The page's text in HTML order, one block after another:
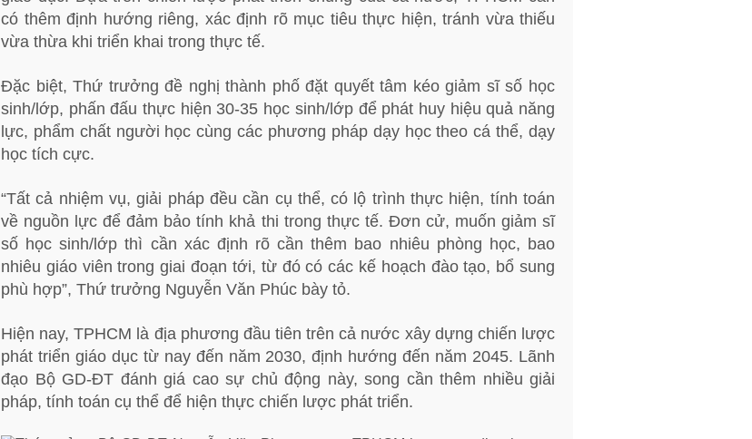
có thêm định hướng riêng, xác định rõ mục tiêu thực hiện, tránh vừa thiếu
vừa thừa khi triển khai trong thực tế.
Đặc biệt, Thứ trưởng đề nghị thành phố đặt quyết tâm kéo giảm sĩ số học
sinh/lớp, phấn đấu thực hiện 30-35 học sinh/lớp để phát huy hiệu quả năng
lực, phẩm chất người học cùng các phương pháp dạy học theo cá thể, dạy
học tích cực.
“Tất cả nhiệm vụ, giải pháp đều cần cụ thể, có lộ trình thực hiện, tính toán
về nguồn lực để đảm bảo tính khả thi trong thực tế. Đơn cử, muốn giảm sĩ
số học sinh/lớp thì cần xác định rõ cần thêm bao nhiêu phòng học, bao
nhiêu giáo viên trong giai đoạn tới, từ đó có các kế hoạch đào tạo, bổ sung
phù hợp”, Thứ trưởng Nguyễn Văn Phúc bày tỏ.
Hiện nay, TPHCM là địa phương đầu tiên trên cả nước xây dựng chiến lược
phát triển giáo dục từ nay đến năm 2030, định hướng đến năm 2045. Lãnh
đạo Bộ GD-ĐT đánh giá cao sự chủ động này, song cần thêm nhiều giải
pháp, tính toán cụ thể để hiện thực chiến lược phát triển.